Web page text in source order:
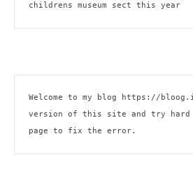
childrens museum sect this year
Welcome to my blog https://
version of this site and try
page to fix the error.